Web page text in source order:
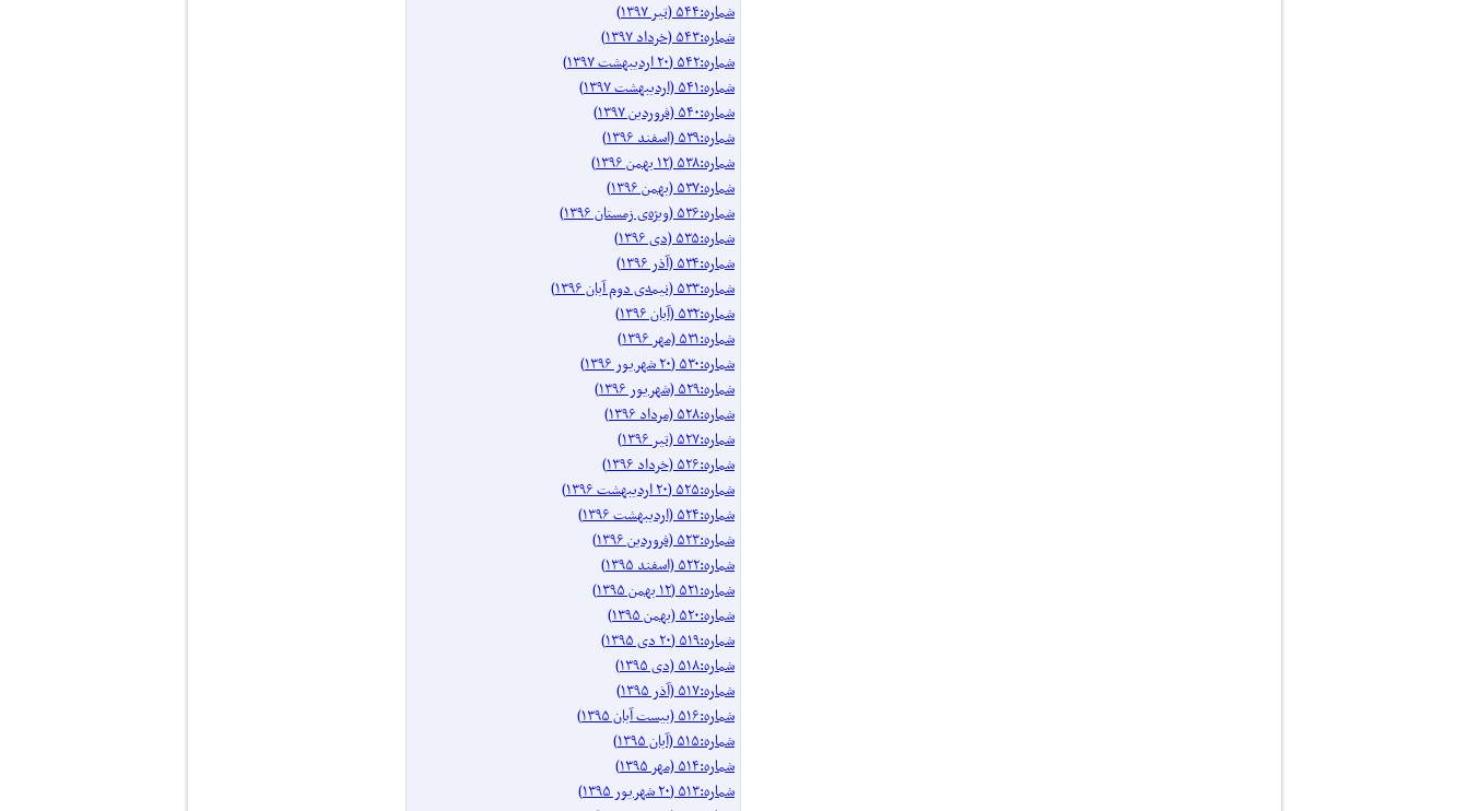
شماره:۵۴۴ (تیر ۱۳۹۷)
شماره:۵۴۳ (خرداد ۱۳۹۷)
شماره:۵۴۲ (۲۰ اردیبهشت ۱۳۹۷)
شماره:۵۴۱ (اردیبهشت ۱۳۹۷)
شماره:۵۴۰ (فروردین ۱۳۹۷)
شماره:۵۳۹ (اسفند ۱۳۹۶)
شماره:۵۳۸ (۱۲ بهمن ۱۳۹۶)
شماره:۵۳۷ (بهمن ۱۳۹۶)
شماره:۵۳۶ (ویژه‌ی زمستان ۱۳۹۶)
شماره:۵۳۵ (دی ۱۳۹۶)
شماره:۵۳۴ (آذر ۱۳۹۶)
شماره:۵۳۳ (نیمه‌ی دوم آبان ۱۳۹۶)
شماره:۵۳۲ (آبان ۱۳۹۶)
شماره:۵۳۱ (مهر ۱۳۹۶)
شماره:۵۳۰ (۲۰ شهریور ۱۳۹۶)
شماره:۵۲۹ (شهریور ۱۳۹۶)
شماره:۵۲۸ (مرداد ۱۳۹۶)
شماره:۵۲۷ (تیر ۱۳۹۶)
شماره:۵۲۶ (خرداد ۱۳۹۶)
شماره:۵۲۵ (۲۰ اردیبهشت ۱۳۹۶)
شماره:۵۲۴ (اردیبهشت ۱۳۹۶)
شماره:۵۲۳ (فروردین ۱۳۹۶)
شماره:۵۲۲ (اسفند ۱۳۹۵)
شماره:۵۲۱ (۱۲ بهمن ۱۳۹۵)
شماره:۵۲۰ (بهمن ۱۳۹۵)
شماره:۵۱۹ (۲۰ دی ۱۳۹۵)
شماره:۵۱۸ (دی ۱۳۹۵)
شماره:۵۱۷ (آذر ۱۳۹۵)
شماره:۵۱۶ (بیست آبان ۱۳۹۵)
شماره:۵۱۵ (آبان ۱۳۹۵)
شماره:۵۱۴ (مهر ۱۳۹۵)
شماره:۵۱۳ (۲۰ شهریور ۱۳۹۵)